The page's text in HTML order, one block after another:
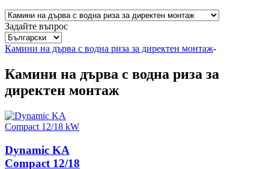
Задайте въпрос
Камини на дърва с водна риза за директен монтаж-
Камини на дърва с водна риза за
директен монтаж
Dynamic KA
Compact 12/18